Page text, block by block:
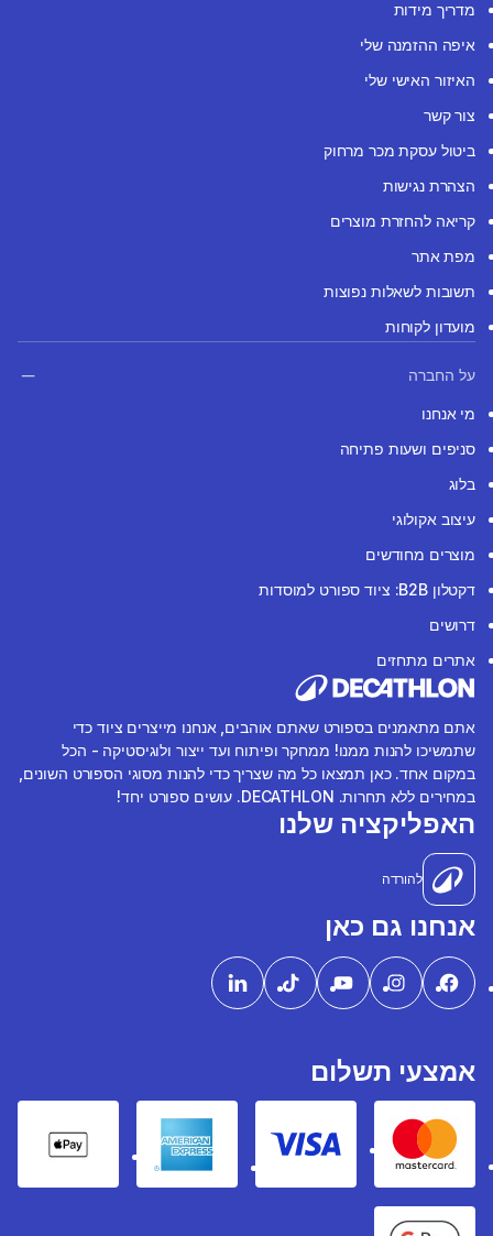
מדריך מידות
איפה ההזמנה שלי
האיזור האישי שלי
צור קשר
ביטול עסקת מכר מרחוק
הצהרת נגישות
קריאה להחזרת מוצרים
מפת אתר
תשובות לשאלות נפוצות
מועדון לקוחות
על החברה
מי אנחנו
סניפים ושעות פתיחה
בלוג
עיצוב אקולוגי
מוצרים מחודשים
דקטלון B2B: ציוד ספורט למוסדות
דרושים
אתרים מתחזים
אתם מתאמנים בספורט שאתם אוהבים, אנחנו מייצרים ציוד כדי
שתמשיכו להנות ממנו! ממחקר ופיתוח ועד ייצור ולוגיסטיקה - הכל
במקום אחד. כאן תמצאו כל מה שצריך כדי להנות מסוגי הספורט השונים,
במחירים ללא תחרות. DECATHLON. עושים ספורט יחד!
האפליקציה שלנו
להורדה
אנחנו גם כאן
אמצעי תשלום
Mastercard
Visa
American express
Pay